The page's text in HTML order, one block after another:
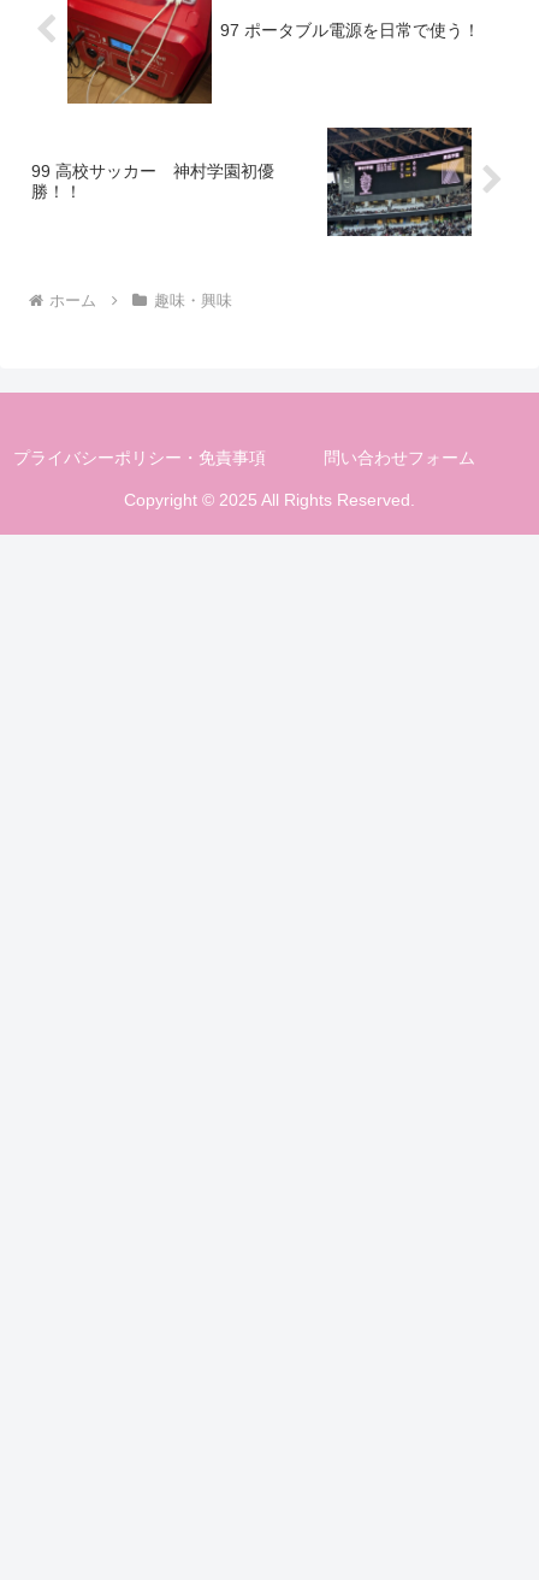
97 ポータブル電源を日常で使う！
99 高校サッカー 神村学園初優
勝！！
ホーム 趣味・興味
プライバシーポリシー・免責事項 問い合わせフォーム
Copyright © 2025 All Rights Reserved.